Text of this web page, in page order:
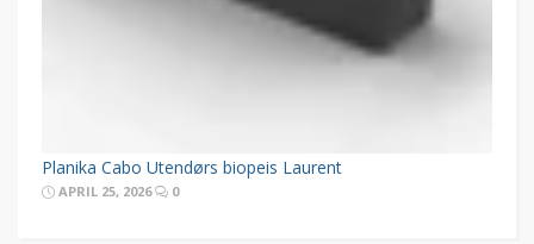
Planika Cabo Utendørs biopeis Laurent
APRIL 25, 2026 0